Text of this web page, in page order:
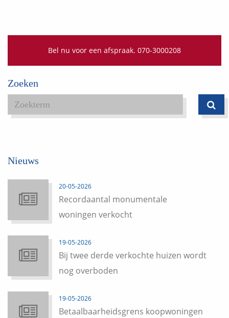
Bel nu voor een afspraak. 070-3000208
Zoeken
Nieuws
20-05-2026
Recordaantal monumentale
woningen verkocht
19-05-2026
Bij twee derde verkochte huizen wordt
nog overboden
19-05-2026
Betaalbaarheidsgrens koopwoningen